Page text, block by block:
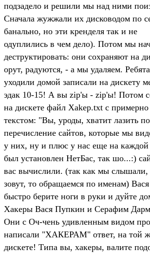
подзадело и решили мы над ними
Сначала жужжали их дисководом по
банально, но эти кренделя так и не
одуплились в чем дело). Потом мы
деструктировать: они сохраняют на
орут, радуются, - а мы удаляем. Ребята
уходили домой записали на дискету
эдак 10-15! А вы zip'ы - zip'ы! Потом
на дискете файл Xakep.txt с
текстом: "Вы, уроды, хватит лазить
перечисление сайтов, которые мы
у них, ну и плюс у нас еще на
был установлен НетБас, так шо...:)
вас вычислили. (так как мы слышали,
зовут, то обращаемся по именам)
быстро берите ноги в руки и дуйте
Хакеры Вася Пупкин и Серафим
Они с Оч-чень удивленным видом
написали "ХАКЕРАМ" ответ, на той
дискете! Типа вы, хакеры, валите